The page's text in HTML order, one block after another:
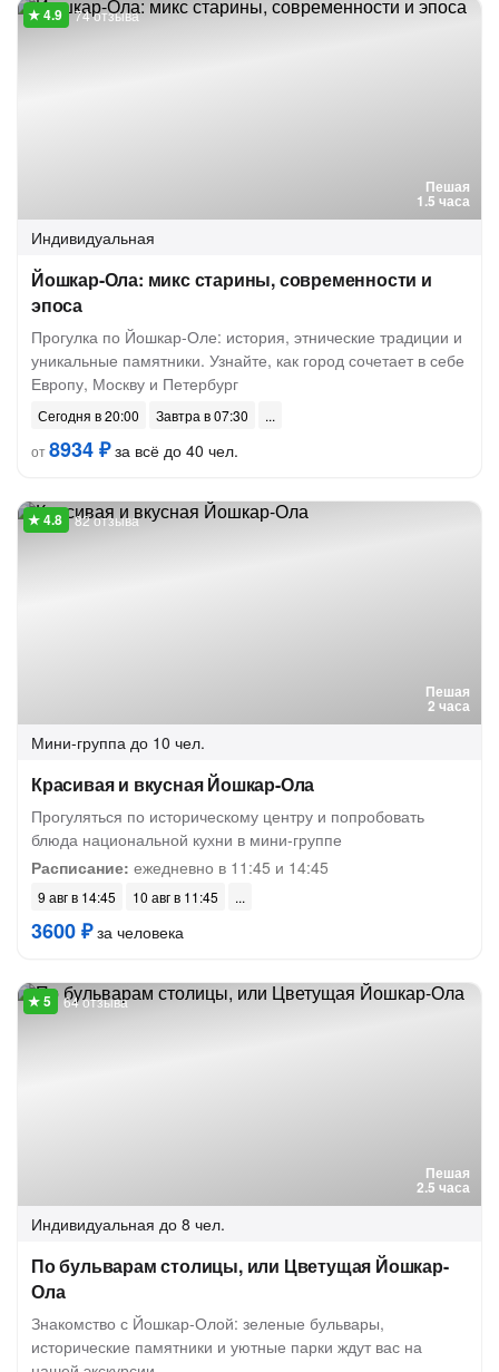
Пешая
1.5 часа
74 отзыва
Индивидуальная
Йошкар-Ола: микс старины, современности и
эпоса
Прогулка по Йошкар-Оле: история, этнические традиции и
уникальные памятники. Узнайте, как город сочетает в себе
Европу, Москву и Петербург
Сегодня в 20:00
Завтра в 07:30
от8934 ₽за всё до 40 чел.
Пешая
2 часа
82 отзыва
Мини-группа до 10 чел.
Красивая и вкусная Йошкар-Ола
Прогуляться по историческому центру и попробовать
блюда национальной кухни в мини-группе
Расписание: ежедневно в 11:45 и 14:45
9 авг в 14:45 10 авг в 11:45
3600 ₽за человека
Пешая
2.5 часа
64 отзыва
Индивидуальная до 8 чел.
По бульварам столицы, или Цветущая Йошкар-
Ола
Знакомство с Йошкар-Олой: зеленые бульвары,
исторические памятники и уютные парки ждут вас на